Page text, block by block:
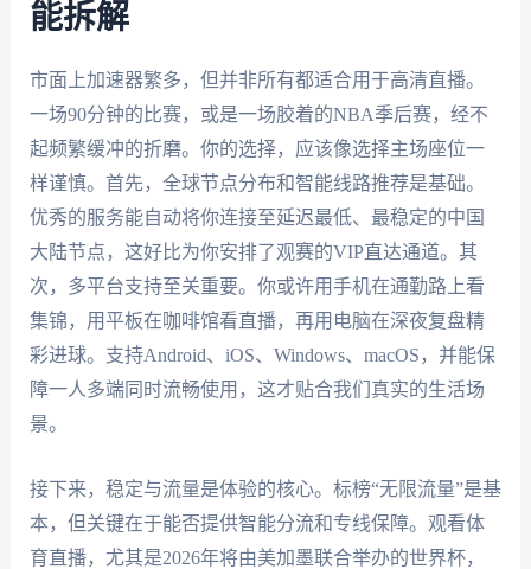
能拆解
市面上加速器繁多，但并非所有都适合用于高清直播。
一场90分钟的比赛，或是一场胶着的NBA季后赛，经不
起频繁缓冲的折磨。你的选择，应该像选择主场座位一
样谨慎。首先，全球节点分布和智能线路推荐是基础。
优秀的服务能自动将你连接至延迟最低、最稳定的中国
大陆节点，这好比为你安排了观赛的VIP直达通道。其
次，多平台支持至关重要。你或许用手机在通勤路上看
集锦，用平板在咖啡馆看直播，再用电脑在深夜复盘精
彩进球。支持Android、iOS、Windows、macOS，并能保
障一人多端同时流畅使用，这才贴合我们真实的生活场
景。
接下来，稳定与流量是体验的核心。标榜“无限流量”是基
本，但关键在于能否提供智能分流和专线保障。观看体
育直播，尤其是2026年将由美加墨联合举办的世界杯，